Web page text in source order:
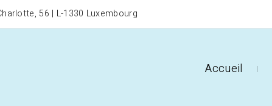
56 | L-1330 Luxembourg
Accueil